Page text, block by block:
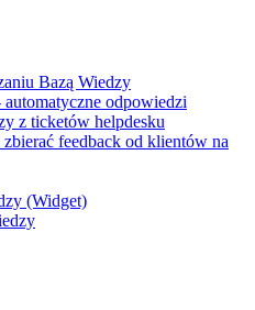
Bazą Wiedzy
odpowiedzi
z ticketów helpdesku
feedback od klientów na
(Widget)